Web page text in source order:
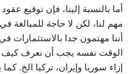
أما بالنسبة إلينا، فإن توقيع
مهم لنا، لكن لا حاجة للمبالغة
أننا مهتمون جدا بالاستثمارات
الوقت نفسه يجب أن نعرف كيف
إزاء سوريا وإيران، تركيا الخ.